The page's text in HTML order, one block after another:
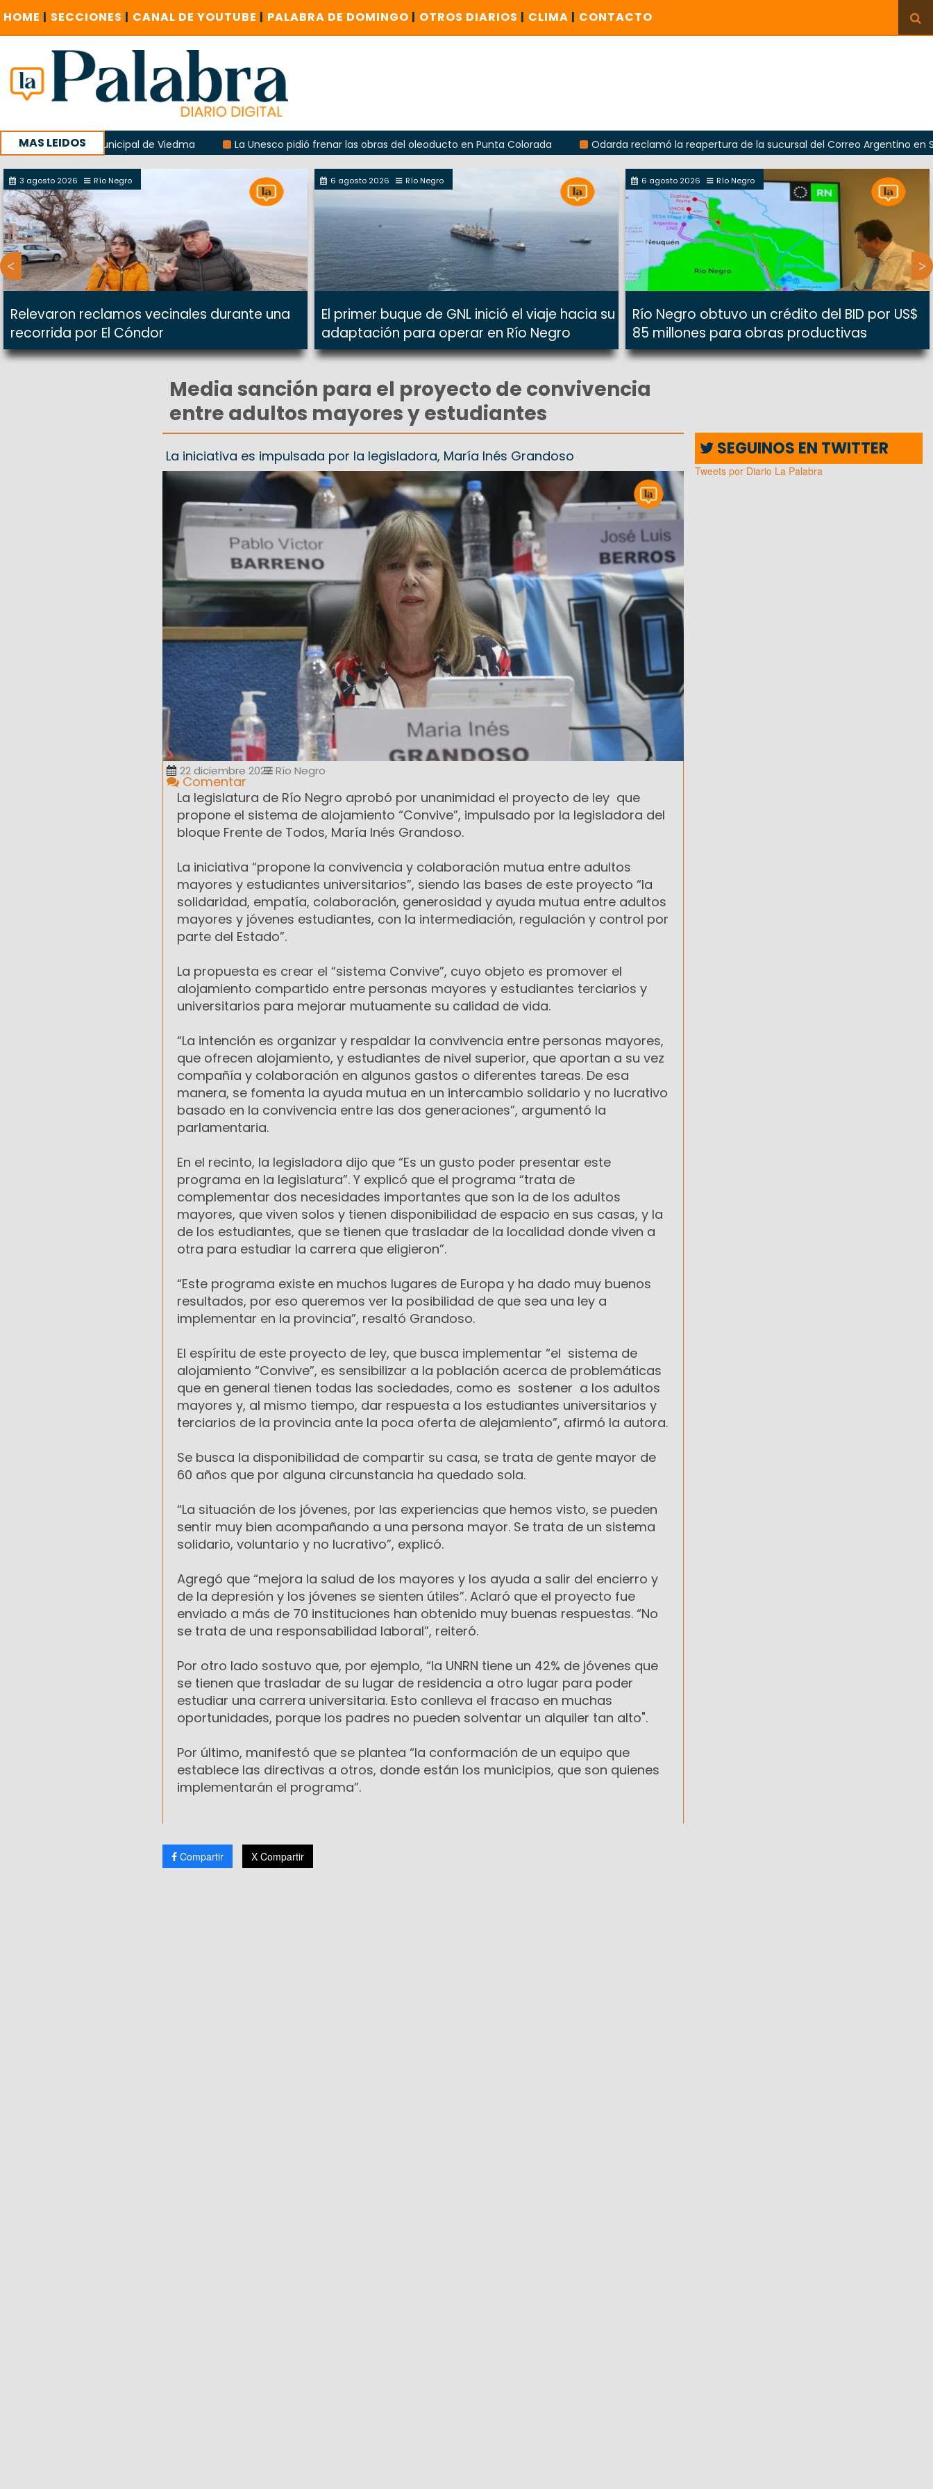
HOME | SECCIONES | CANAL DE YOUTUBE | PALABRA DE DOMINGO | OTROS DIARIOS | CLIMA | CONTACTO
MAS LEIDOS
municipal de Viedma La Unesco pidió frenar las obras del oleoducto en Punta Colorada
Odarda reclamó la reapertura de la sucursal del Correo Argentino en Sierra
provincial en Roca
3 agosto 2026 Río Negro
Relevaron reclamos vecinales durante una
recorrida por El Cóndor
6 agosto 2026 Río Negro
El primer buque de GNL inició el viaje hacia su
adaptación para operar en Río Negro
6 agosto 2026 Río Negro
Río Negro obtuvo un crédito del BID por US$
85 millones para obras productivas
Media sanción para el proyecto de convivencia
entre adultos mayores y estudiantes
La iniciativa es impulsada por la legisladora, María Inés Grandoso
22 diciembre 2022 Río Negro
Comentar
La legislatura de Río Negro aprobó por unanimidad el proyecto de ley que
propone el sistema de alojamiento “Convive”, impulsado por la legisladora del
bloque Frente de Todos, María Inés Grandoso.
La iniciativa “propone la convivencia y colaboración mutua entre adultos
mayores y estudiantes universitarios”, siendo las bases de este proyecto “la
solidaridad, empatía, colaboración, generosidad y ayuda mutua entre adultos
mayores y jóvenes estudiantes, con la intermediación, regulación y control por
parte del Estado”.
La propuesta es crear el “sistema Convive”, cuyo objeto es promover el
alojamiento compartido entre personas mayores y estudiantes terciarios y
universitarios para mejorar mutuamente su calidad de vida.
“La intención es organizar y respaldar la convivencia entre personas mayores,
que ofrecen alojamiento, y estudiantes de nivel superior, que aportan a su vez
compañía y colaboración en algunos gastos o diferentes tareas. De esa
manera, se fomenta la ayuda mutua en un intercambio solidario y no lucrativo
basado en la convivencia entre las dos generaciones”, argumentó la
parlamentaria.
En el recinto, la legisladora dijo que “Es un gusto poder presentar este
programa en la legislatura”. Y explicó que el programa “trata de
complementar dos necesidades importantes que son la de los adultos
mayores, que viven solos y tienen disponibilidad de espacio en sus casas, y la
de los estudiantes, que se tienen que trasladar de la localidad donde viven a
otra para estudiar la carrera que eligieron”.
“Este programa existe en muchos lugares de Europa y ha dado muy buenos
resultados, por eso queremos ver la posibilidad de que sea una ley a
implementar en la provincia”, resaltó Grandoso.
El espíritu de este proyecto de ley, que busca implementar “el sistema de
alojamiento “Convive”, es sensibilizar a la población acerca de problemáticas
que en general tienen todas las sociedades, como es sostener a los adultos
mayores y, al mismo tiempo, dar respuesta a los estudiantes universitarios y
terciarios de la provincia ante la poca oferta de alejamiento”, afirmó la autora.
Se busca la disponibilidad de compartir su casa, se trata de gente mayor de
60 años que por alguna circunstancia ha quedado sola.
“La situación de los jóvenes, por las experiencias que hemos visto, se pueden
sentir muy bien acompañando a una persona mayor. Se trata de un sistema
solidario, voluntario y no lucrativo”, explicó.
Agregó que “mejora la salud de los mayores y los ayuda a salir del encierro y
de la depresión y los jóvenes se sienten útiles”. Aclaró que el proyecto fue
enviado a más de 70 instituciones han obtenido muy buenas respuestas. “No
se trata de una responsabilidad laboral”, reiteró.
Por otro lado sostuvo que, por ejemplo, “la UNRN tiene un 42% de jóvenes que
se tienen que trasladar de su lugar de residencia a otro lugar para poder
estudiar una carrera universitaria. Esto conlleva el fracaso en muchas
oportunidades, porque los padres no pueden solventar un alquiler tan alto".
Por último, manifestó que se plantea “la conformación de un equipo que
establece las directivas a otros, donde están los municipios, que son quienes
implementarán el programa”.
Compartir X Compartir
SEGUINOS EN TWITTER
Tweets por Diario La Palabra